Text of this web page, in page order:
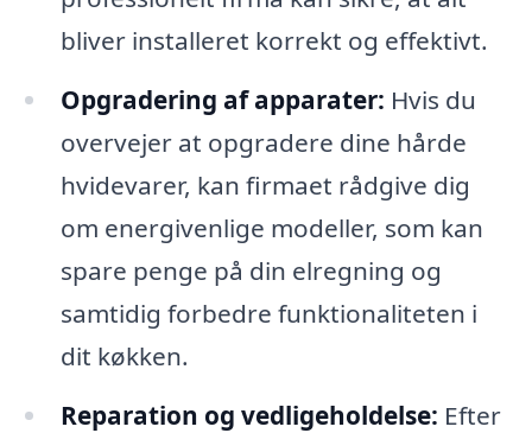
bliver installeret korrekt og effektivt.
Opgradering af apparater: Hvis du
overvejer at opgradere dine hårde
hvidevarer, kan firmaet rådgive dig
om energivenlige modeller, som kan
spare penge på din elregning og
samtidig forbedre funktionaliteten i
dit køkken.
Reparation og vedligeholdelse: Efter